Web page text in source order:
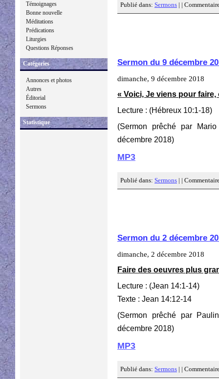
Témoignages
Bonne nouvelle
Méditations
Prédications
Liturgies
Questions Réponses
Catégories
Annonces et photos
Autres
Éditorial
Sermons
Statistique
Publié dans: Sermons | |
Sermon du 9 décembre
dimanche, 9 décembre 2018
« Voici, Je viens pour faire,
Lecture : (Hébreux 10:1-18)
(Sermon prêché par
décembre 2018)
MP3
Publié dans: Sermons | |
Sermon du 2 décembre
dimanche, 2 décembre 2018
Faire des oeuvres plus
Lecture : (Jean 14:1-14)
Texte : Jean 14:12-14
(Sermon prêché par
décembre 2018)
MP3
Publié dans: Sermons | |